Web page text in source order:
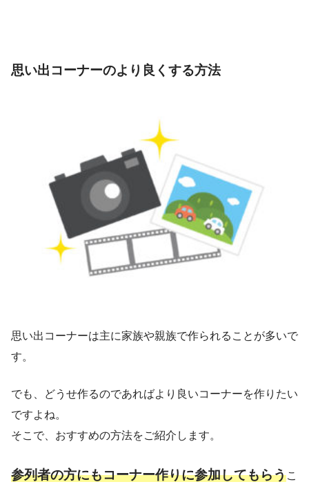
思い出コーナーのより良くする方法
思い出コーナーは主に家族や親族で作られることが多いで
す。
でも、どうせ作るのであればより良いコーナーを作りたい
ですよね。
そこで、おすすめの方法をご紹介します。
参列者の方にもコーナー作りに参加してもらうこ